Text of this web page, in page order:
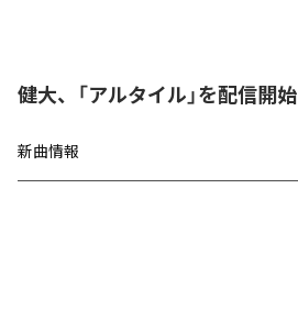
健大、「アルタイル」を配信開始
新曲情報